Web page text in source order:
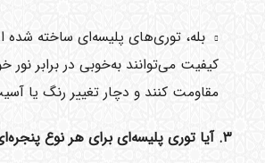
بله، توری‌های پلیسه‌ای ساخته شده
کیفیت می‌توانند به‌خوبی در برابر نور
مقاومت کنند و دچار تغییر رنگ یا
۳. آیا توری پلیسه‌ای برای هر نوع پنجره‌ای مناسب است؟